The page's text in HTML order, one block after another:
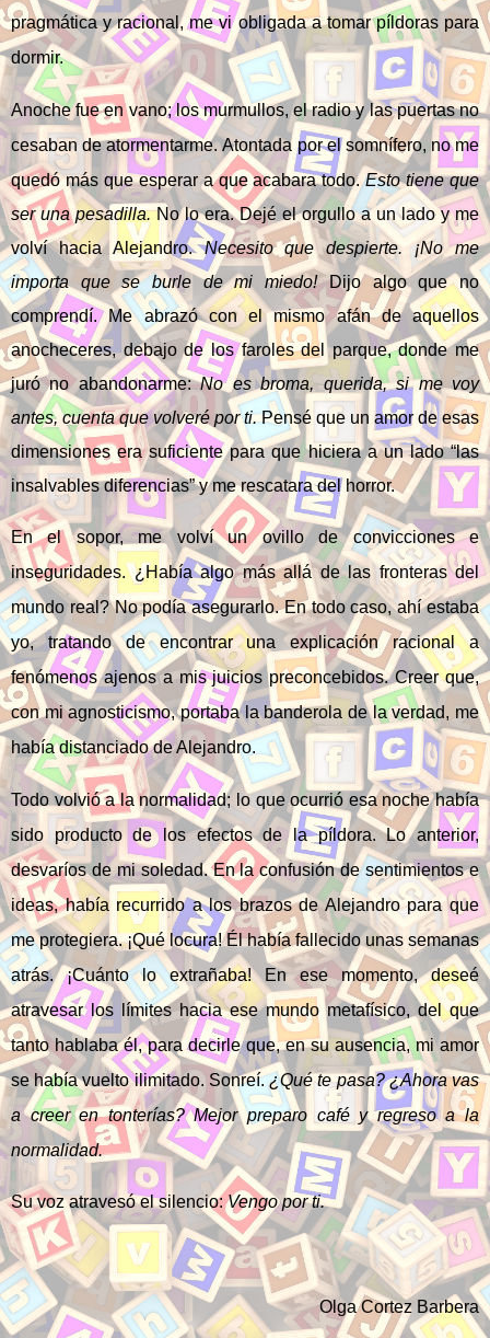
pragmática y racional, me vi obligada a tomar píldoras para
dormir.
Anoche fue en vano; los murmullos, el radio y las puertas no
cesaban de atormentarme.Atontada por el somnífero, no me
quedó más que esperar a que acabara todo.Esto tiene que
ser una pesadilla.No lo era. Dejé el orgullo a un lado y me
volví hacia Alejandro.Necesito que despierte. ¡No me
importa que se burle de mi miedo!Dijo algo que no
comprendí. Me abrazó con el mismo afán de aquellos
anocheceres, debajo de los faroles del parque, donde me
juró no abandonarme:No es broma, querida, si me voy
antes, cuenta que volveré por ti.Pensé que un amor de esas
dimensiones era suficiente para que hiciera a un lado “las
insalvables diferencias” y me rescatara del horror.
En el sopor, me volví un ovillo de convicciones e
inseguridades. ¿Había algo más allá de las fronteras del
mundo real? No podía asegurarlo. En todo caso, ahí estaba
yo, tratando de encontrar una explicación racional a
fenómenos ajenos a mis juicios preconcebidos. Creer que,
con mi agnosticismo, portaba la banderola de la verdad, me
había distanciado de Alejandro.
Todo volvió a la normalidad; lo que ocurrió esa noche había
sido producto de los efectos de la píldora. Lo anterior,
desvaríos de mi soledad. En la confusión de sentimientos e
ideas, había recurrido a los brazos de Alejandro para que
me protegiera. ¡Qué locura! Él había fallecido unas semanas
atrás. ¡Cuánto lo extrañaba! En ese momento, deseé
atravesar los límites hacia ese mundo metafísico, del que
tanto hablaba él, para decirle que, en su ausencia, mi amor
se había vuelto ilimitado. Sonreí.¿Qué te pasa? ¿Ahora vas
a creer en tonterías? Mejor preparo café y regreso a la
normalidad.
Su voz atravesó el silencio:Vengo por ti.
Olga Cortez Barbera